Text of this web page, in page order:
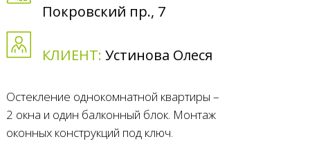
Покровский пр., 7
КЛИЕНТ: Устинова Олеся
Остекление однокомнатной квартиры –
2 окна и один балконный блок. Монтаж
оконных конструкций под ключ.